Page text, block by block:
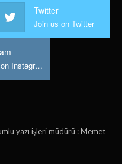
Twitter
Join us on Twitter
Join us on Instagram
yazı işleri müdürü : Memet